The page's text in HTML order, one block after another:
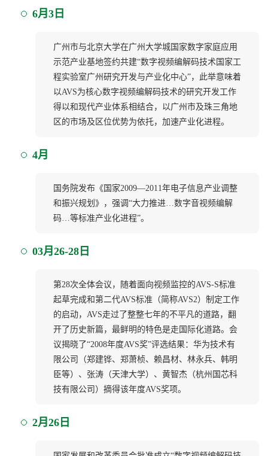
6月3日
广州市与北京大学在广州大学城国家数字家庭应用
示范产业基地签约共建“数字视频编解码技术国家工
程实验室广州研究开发与产业化中心”，此举意味着
以AVS为核心数字视频编解码技术的研究开发工作
得以和现代产业体系相结合，以广州市及珠三角地
区的市场及区位优势为依托，加速产业化进程。
4月
国务院发布《国家2009—2011年电子信息产业调整
和振兴规划》，强调“大力推进…数字音视频编解
码…等标准产业化进程”。
03月26-28日
第28次全体会议，随着面向视频监控的AVS-S标准
起草完成和第二代AVS标准（简称AVS2）制定工作
的启动，AVS走过了整整七年的不平凡的道路，翻
开了历史新篇，最鲜明的特色是走国际化道路。会
议揭晓了“2008年度AVS奖”评选结果：华为技术有
限公司（郑建铧、郑萧桢、赖昌材、林永兵、韩明
臣等）、张涛（天津大学）、黄智杰（杭州国芯科
技有限公司）摘得该年度AVS奖项。
2月26日